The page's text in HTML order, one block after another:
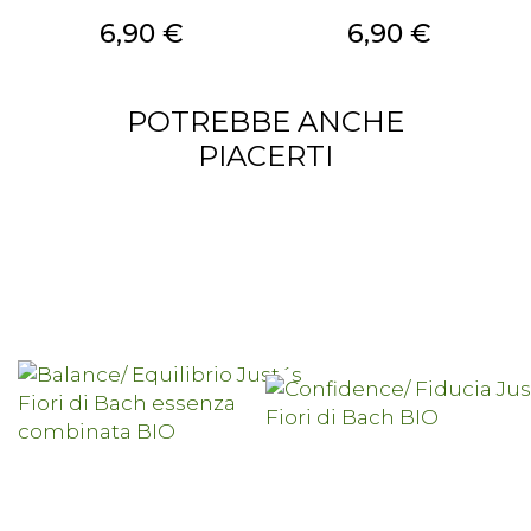
Prezzo
6,90 € Prezzo
6,90 €
POTREBBE ANCHE
PIACERTI